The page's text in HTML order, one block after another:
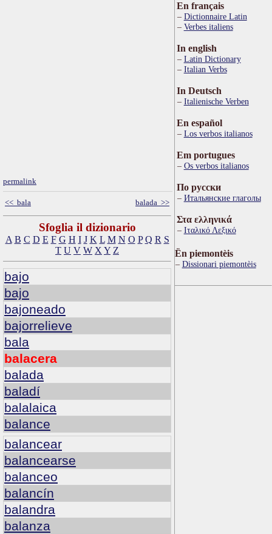
permalink
<< bala balada >>
Sfoglia il dizionario
A B C D E F G H I J K L M N O P Q R S
T U V W X Y Z
bajo
bajo
bajoneado
bajorrelieve
bala
balacera
balada
baladí
balalaica
balance
balancear
balancearse
balanceo
balancín
balandra
balanza
En français
Dictionnaire Latin
Verbes italiens
In english
Latin Dictionary
Italian Verbs
In Deutsch
Italienische Verben
En español
Los verbos italianos
Em portugues
Os verbos italianos
По русски
Итальянские глаголы
Στα ελληνικά
Ιταλικό Λεξικό
Ën piemontèis
Dissionari piemontèis